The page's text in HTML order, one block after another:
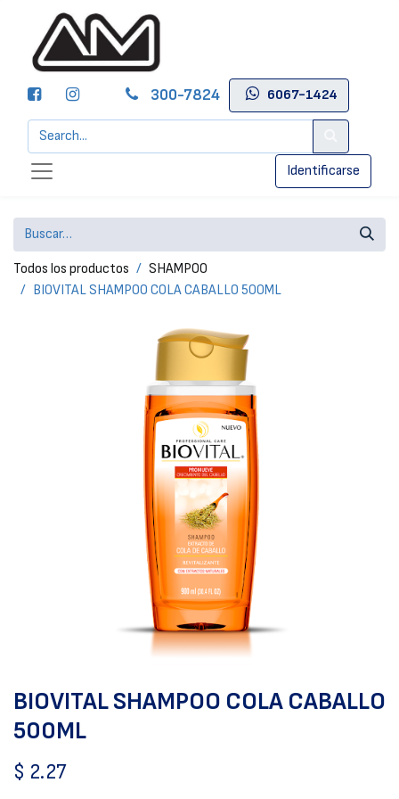
300-7824 6067-1424
Identificarse
Todos los productos
SHAMPOO
BIOVITAL SHAMPOO COLA CABALLO 500ML
BIOVITAL SHAMPOO COLA CABALLO
500ML
$ 2.27